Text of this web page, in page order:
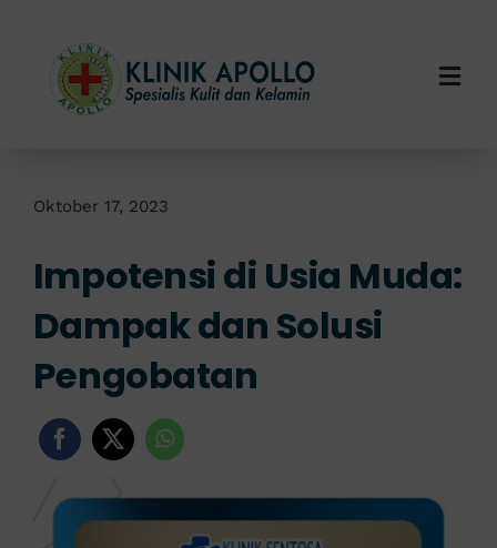
content
Layanan Kami
Info Klinik
Oktober 17, 2023
Impotensi di Usia Muda:
Dampak dan Solusi
Pengobatan